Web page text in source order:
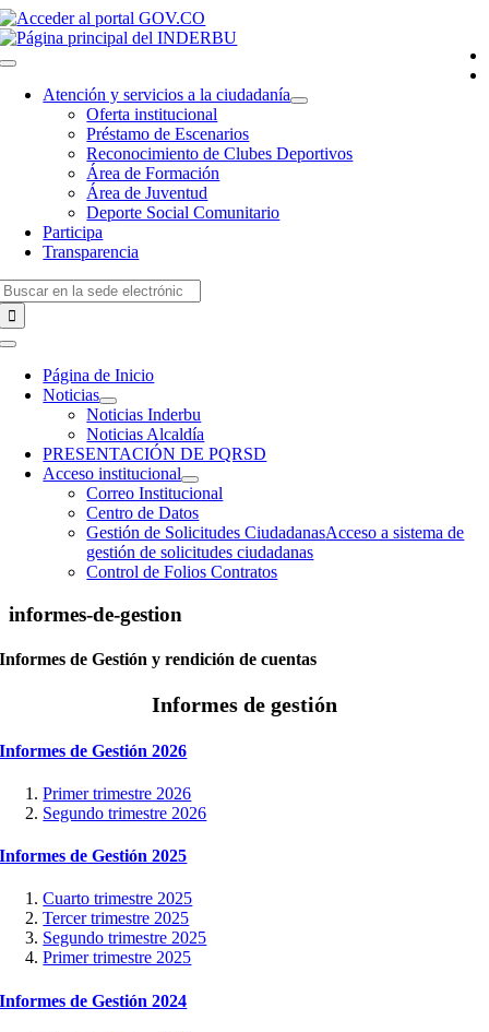
Saltar
al
contenido
Toggle
NavigationAtención y servicios a la ciudadanía
Oferta institucional
Préstamo de Escenarios
Reconocimiento de Clubes Deportivos
Área de Formación
Área de Juventud
Deporte Social Comunitario
Participa
Transparencia
Toggle
NavigationPágina de Inicio
Noticias
Noticias Inderbu
Noticias Alcaldía
PRESENTACIÓN DE PQRSD
Acceso institucional
Correo Institucional
Centro de Datos
Gestión de Solicitudes CiudadanasAcceso a sistema de
gestión de solicitudes ciudadanas
Control de Folios Contratos
informes-de-gestion
Informes de Gestión y rendición de cuentas
Informes de gestión
Informes de Gestión 2026
Primer trimestre 2026
Segundo trimestre 2026
Informes de Gestión 2025
Cuarto trimestre 2025
Tercer trimestre 2025
Segundo trimestre 2025
Primer trimestre 2025
Informes de Gestión 2024